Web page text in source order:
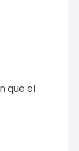
que el